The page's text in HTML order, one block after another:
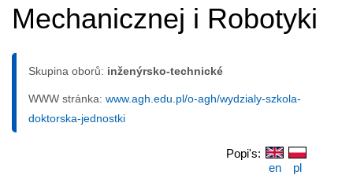
Mechanicznej i Robotyki
Skupina oborů: inženýrsko-technické
WWW stránka: www.agh.edu.pl/o-agh/wydzialy-szkola-
doktorska-jednostki
Popi's:
en
pl